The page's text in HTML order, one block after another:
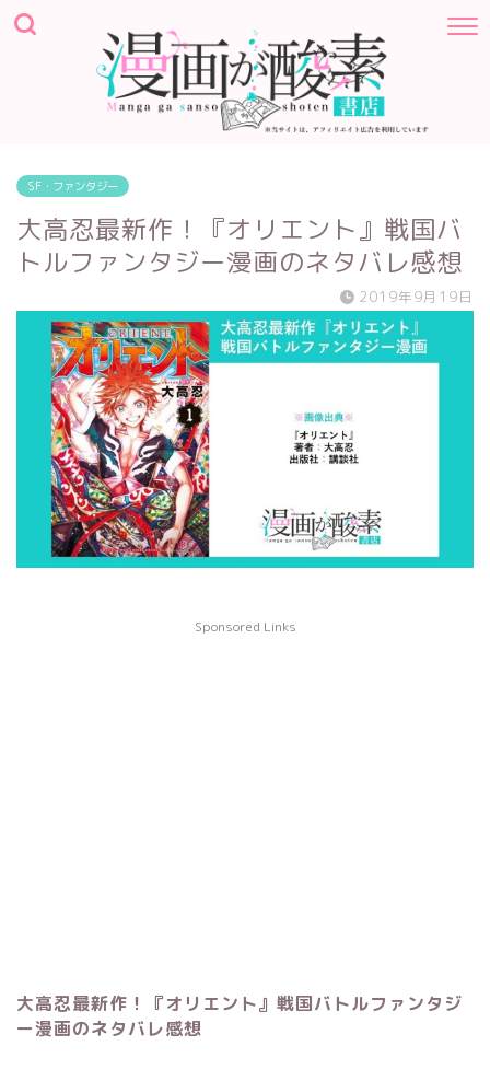
SF・ファンタジー
大高忍最新作！『オリエント』戦国バ
トルファンタジー漫画のネタバレ感想
2019年9月19日
Sponsored Links
大高忍最新作！『オリエント』戦国バトルファンタジ
ー漫画のネタバレ感想